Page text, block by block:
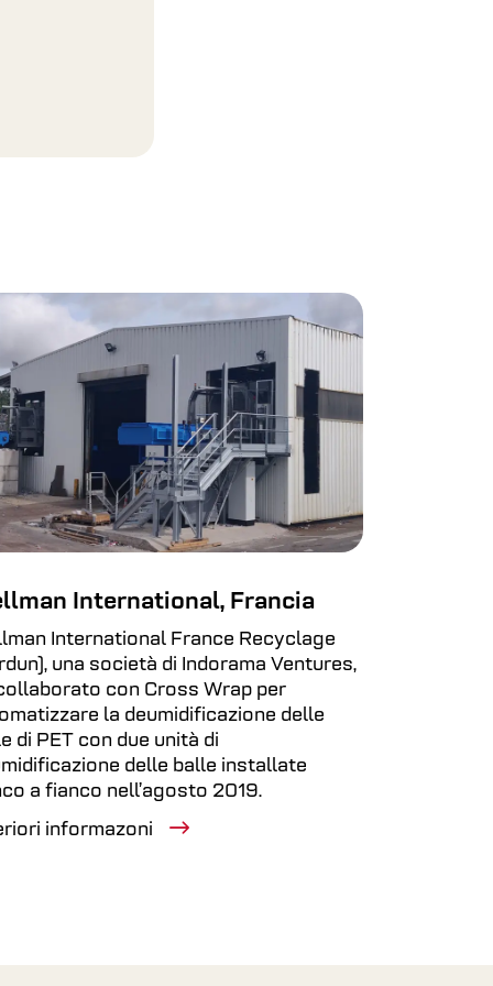
International, Francia
International France Recyclage
una società di Indorama Ventures,
con Cross Wrap per
la deumidificazione delle
di PET con due unità di
delle balle installate
a fianco nell’agosto 2019.
informazoni